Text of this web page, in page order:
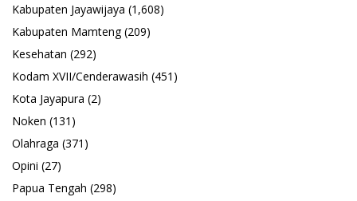
Kabupaten Jayawijaya (1,608)
Kabupaten Mamteng(209)
Kesehatan (292)
Kodam XVII/Cenderawasih (451)
Kota Jayapura (2)
Noken (131)
Olahraga (371)
Opini (27)
Papua Tengah (298)